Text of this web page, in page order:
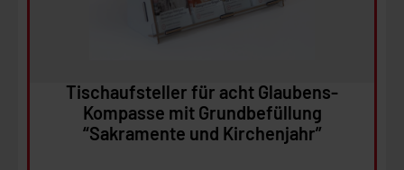
Tischaufsteller für acht Glaubens-
Kompasse mit Grundbefüllung
“Sakramente und Kirchenjahr”
In den Warenkorb